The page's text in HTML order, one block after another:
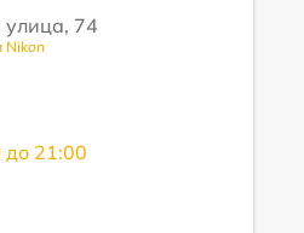
улица, 74
Nikon
до 21:00